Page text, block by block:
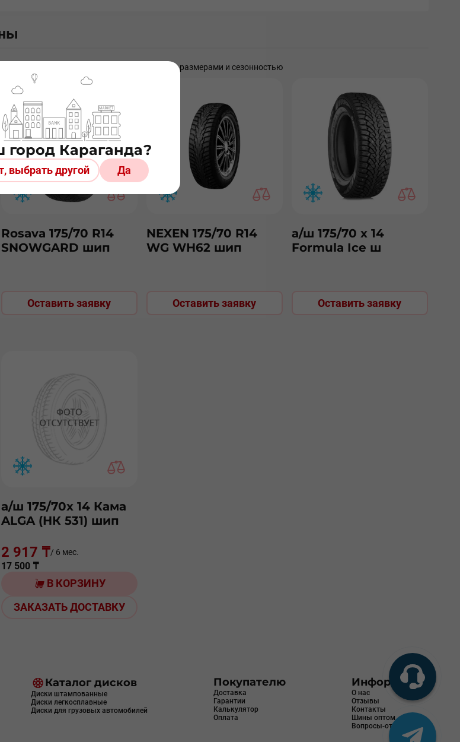
производителей, но с идентичными размерами и сезонностью
Rosava 175/70 R14
SNOWGARD шип
Оставить заявку
NEXEN 175/70 R14
WG WH62 шип
Оставить заявку
а/ш 175/70 х 14
Formula Ice ш
Оставить заявку
а/ш 175/70х 14 Кама
ALGA (НК 531) шип
2 917 ₸/ 6 мес.
17 500 ₸
В КОРЗИНУ
ЗАКАЗАТЬ ДОСТАВКУ
Каталог дисков
Диски штампованные
Диски легкосплавные
Диски для грузовых автомобилей
Покупателю
Доставка
Гарантии
Калькулятор
Оплата
Информация
О нас
Отзывы
Контакты
Шины оптом
Вопросы-ответы
город Караганда?
выбрать другой Да